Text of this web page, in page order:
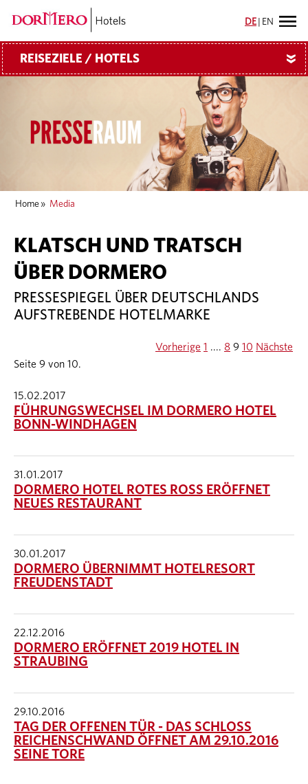
DE EN
REISEZIELE / HOTELS »
Home » Media
KLATSCH UND TRATSCH
ÜBER DORMERO
PRESSESPIEGEL ÜBER DEUTSCHLANDS
AUFSTREBENDE HOTELMARKE
Seite 9 von 10.
Vorherige 1 .... 8 9 10 Nächste
15.02.2017
FÜHRUNGSWECHSEL IM DORMERO HOTEL
BONN-WINDHAGEN
31.01.2017
DORMERO HOTEL ROTES ROSS ERÖFFNET
NEUES RESTAURANT
30.01.2017
DORMERO ÜBERNIMMT HOTELRESORT
FREUDENSTADT
22.12.2016
DORMERO ERÖFFNET 2019 HOTEL IN
STRAUBING
29.10.2016
TAG DER OFFENEN TÜR - DAS SCHLOSS
REICHENSCHWAND ÖFFNET AM 29.10.2016
SEINE TORE